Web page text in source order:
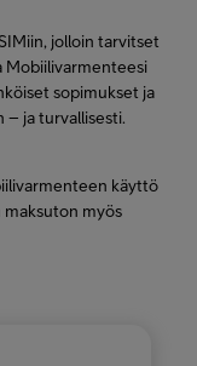
jolloin tarvitset
Mobiilivarmenteesi
sopimukset ja
ja turvallisesti.
käyttö
myös